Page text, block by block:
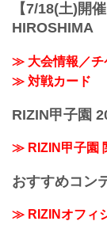
【7/18(土)開
HIROSHIMA
≫ 大会情報／チ
≫ 対戦カード
RIZIN甲子園
≫ RIZIN甲子園
おすすめコン
≫ RIZINオフィ